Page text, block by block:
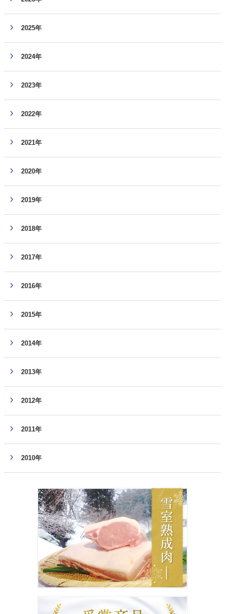
2025年
2024年
2023年
2022年
2021年
2020年
2019年
2018年
2017年
2016年
2015年
2014年
2013年
2012年
2011年
2010年